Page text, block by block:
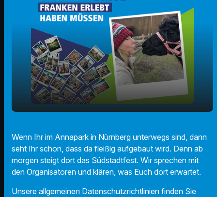
play_arrow Nürnberger Südstadtfest!
00:00 01:29
Wenn Ihr im Annapark in Nürnberg unterwegs sind, dann
seht Ihr schon, dass da fleißig aufgebaut wird. Denn ab
morgen steigt dort das Südstadtfest. Wir sprechen mit
den Organisatoren und klären, was Euch dort erwartet.
Unsere allgemeinen Datenschutzrichtlinien finden Sie